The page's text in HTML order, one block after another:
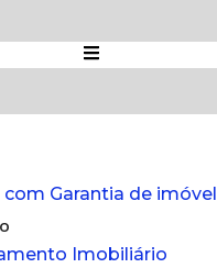
Garantia de imóvel
Imobiliário